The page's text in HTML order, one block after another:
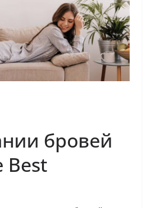
бровей
Best